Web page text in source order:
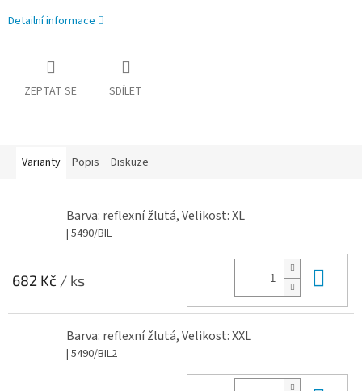
Detailní informace
ZEPTAT SE SDÍLET
Varianty Popis Diskuze
Barva: reflexní žlutá, Velikost: XL
| 5490/BIL
682 Kč / ks
Barva: reflexní žlutá, Velikost: XXL
| 5490/BIL2